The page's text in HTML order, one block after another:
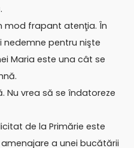
mod frapant atenţia. În
nedemne pentru nişte
Maria este una cât se
Nu vrea să se îndatoreze
de la Primărie este
a unei bucătării